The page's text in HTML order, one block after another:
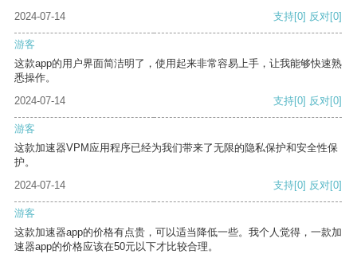
2024-07-14 支持[0] 反对[0]
游客
这款app的用户界面简洁明了，使用起来非常容易上手，让我能够快速熟
悉操作。
2024-07-14
支持[0] 反对[0]
游客
这款加速器VPM应用程序已经为我们带来了无限的隐私保护和安全性保
护。
2024-07-14
支持[0] 反对[0]
游客
这款加速器app的价格有点贵，可以适当降低一些。我个人觉得，一款加
速器app的价格应该在50元以下才比较合理。